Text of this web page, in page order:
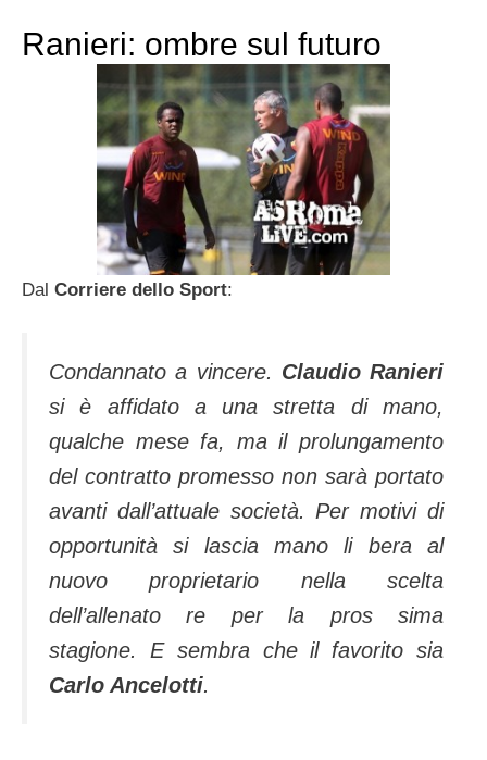
Ranieri: ombre sul futuro
Dal Corriere dello Sport:
Condannato a vincere. Claudio Ranieri
si è affidato a una stretta di mano,
qualche mese fa, ma il prolungamento
del contratto promesso non sarà portato
avanti dall’attuale società. Per motivi di
opportunità si lascia mano li bera al
nuovo proprietario nella scelta
dell’allenato re per la pros sima
stagione. E sembra che il favorito sia
Carlo Ancelotti.